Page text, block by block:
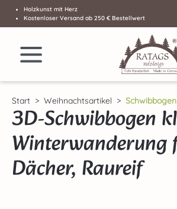
Zum Hauptinhalt springen
Holzkunst mit Herz
Kostenloser Versand ab 250 € Bestellwert
Start Weihnachtsartikel Schwibbogen
3D-Schwibbogen
Winterwanderung
Dächer, Raureif